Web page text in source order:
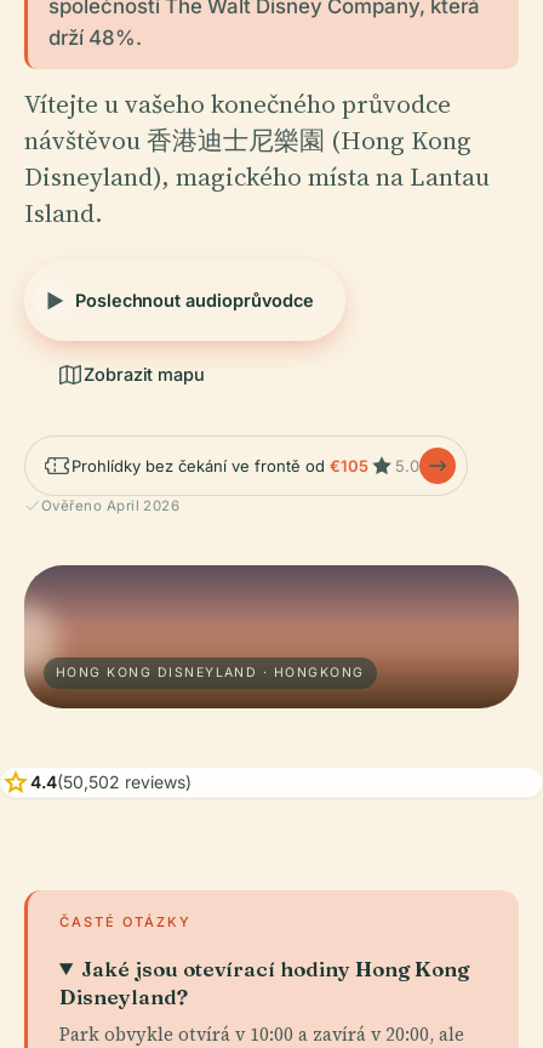
společností The Walt Disney Company, která
drží 48%.
Vítejte u vašeho konečného průvodce
návštěvou 香港迪士尼樂園 (Hong Kong
Disneyland), magického místa na Lantau
Island.
Poslechnout audioprůvodce
Zobrazit mapu
Prohlídky bez čekání ve frontě od €105 5.0
Ověřeno April 2026
HONG KONG DISNEYLAND · HONGKONG
star4.4(50,502 reviews)
ČASTÉ OTÁZKY
Jaké jsou otevírací hodiny Hong Kong
Disneyland?
Park obvykle otvírá v 10:00 a zavírá v 20:00, ale